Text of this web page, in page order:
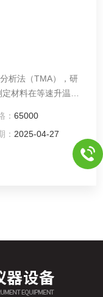
析法（TMA），研
材料在等速升温或
广泛应用于高分子
生产中。高分子材
： 65000
： 2025-04-27